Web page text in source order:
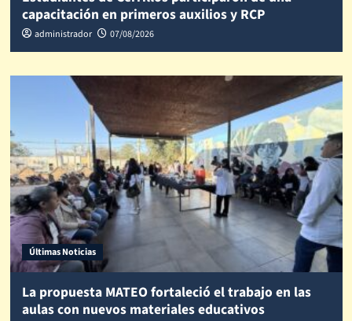
capacitación en primeros auxilios y RCP
administrador 07/08/2026
Últimas Noticias
La propuesta MATEO fortaleció el trabajo en las
aulas con nuevos materiales educativos